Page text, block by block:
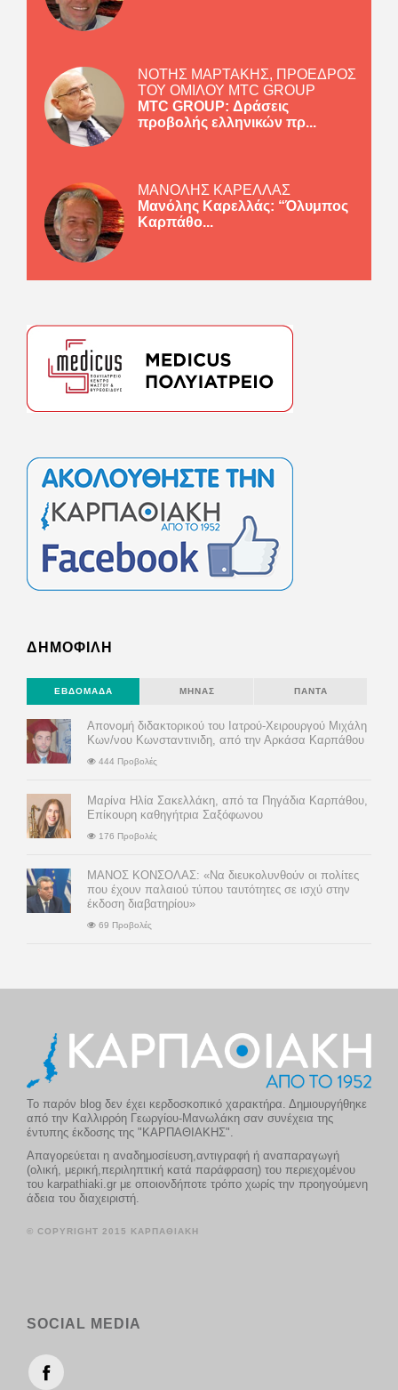
ΝΟΤΗΣ ΜΑΡΤΑΚΗΣ, ΠΡΟΕΔΡΟΣ
ΤΟΥ ΟΜΙΛΟΥ MTC GROUP
MTC GROUP: Δράσεις
προβολής ελληνικών πρ...
ΜΑΝΟΛΗΣ ΚΑΡΕΛΛΑΣ
Μανόλης Καρελλάς: “Όλυμπος
Καρπάθο...
ΔΗΜΟΦΙΛΗ
ΕΒΔΟΜΆΔΑ ΜΉΝΑΣ ΠΆΝΤΑ
Απονομή διδακτορικού του Ιατρού-Χειρουργού Μιχάλη
Κων/νου Κωνσταντινιδη, από την Αρκάσα Καρπάθου
444 Προβολές
Μαρίνα Ηλία Σακελλάκη, από τα Πηγάδια Καρπάθου,
Επίκουρη καθηγήτρια Σαξόφωνου
176 Προβολές
ΜΑΝΟΣ ΚΟΝΣΟΛΑΣ: «Να διευκολυνθούν οι πολίτες
που έχουν παλαιού τύπου ταυτότητες σε ισχύ στην
έκδοση διαβατηρίου»
69 Προβολές
Το παρόν blog δεν έχει κερδοσκοπικό χαρακτήρα. Δημιουργήθηκε
από την Καλλιρρόη Γεωργίου-Μανωλάκη σαν συνέχεια της
έντυπης έκδοσης της "ΚΑΡΠΑΘΙΑΚΗΣ".
Απαγορεύεται η αναδημοσίευση,αντιγραφή ή αναπαραγωγή
(ολική, μερική,περιληπτική κατά παράφραση) του περιεχομένου
του karpathiaki.gr με οποιονδήποτε τρόπο χωρίς την προηγούμενη
άδεια του διαχειριστή.
© COPYRIGHT 2015 ΚΑΡΠΑΘΙΑΚΗ
SOCIAL MEDIA